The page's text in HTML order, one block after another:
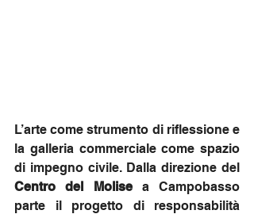
L’arte come strumento di riflessione e
la galleria commerciale come spazio
Centro del Molise a Campobasso
parte il progetto di responsabilità